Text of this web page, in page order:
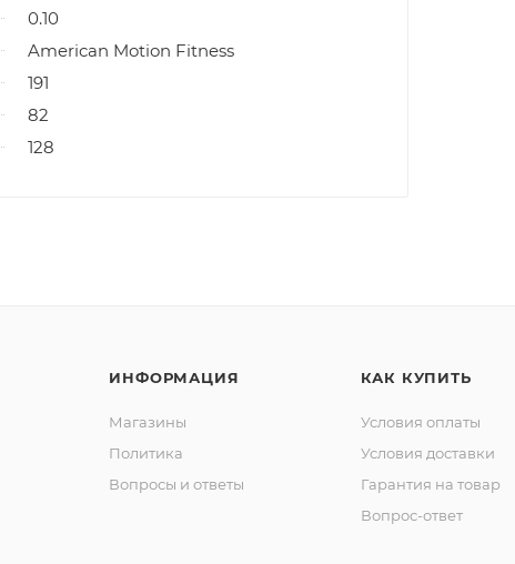
0.10
American Motion Fitness
191
82
128
ИНФОРМАЦИЯ
Магазины
Политика
Вопросы и ответы
КАК КУПИТЬ
Условия оплаты
Условия доставки
Гарантия на товар
Вопрос-ответ